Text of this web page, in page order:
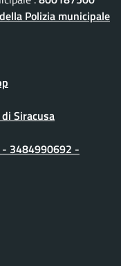
Polizia municipale
Siracusa
- 3484990692 -